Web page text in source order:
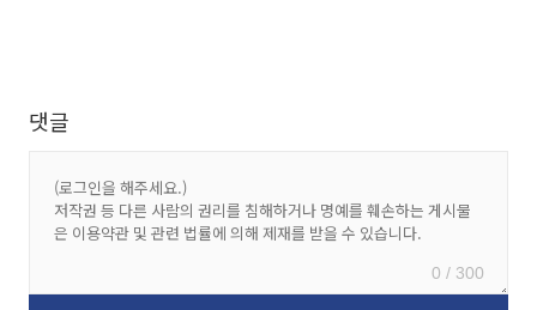
댓글
0 / 300